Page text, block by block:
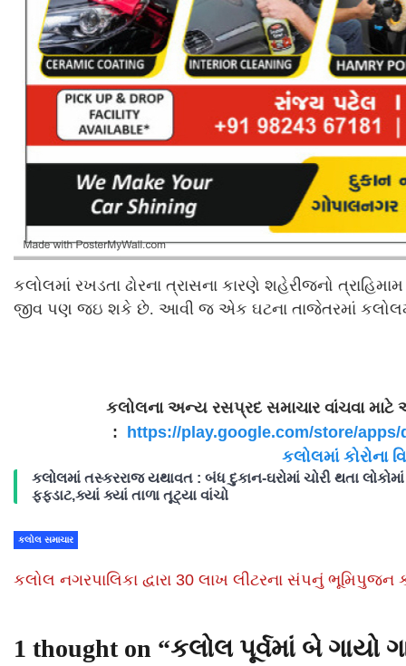
કલોલમાં રખડતા ઢોરના ત્રાસના કારણે શહેરીજનો
જીવ પણ જઇ શકે છે. આવી જ એક ઘટના તાજેતરમાં
કલોલના અન્ય રસપ્રદ સમાચાર વાંચવા માટે
: https://play.google.com/store/apps/
કલોલમાં કોરોના
કલોલમાં તસ્કરરાજ યથાવત : બંધ દુકાન-ઘરોમાં ચોરી થતા લોકોમાં
ફફડાટ,ક્યાં ક્યાં તાળા તૂટ્યા વાંચો
કલોલ સમાચાર
કલોલ નગરપાલિકા દ્વારા 30 લાખ લીટરના સંપનું ભૂમિપુજન
1 thought on “કલોલ પૂર્વમાં બે ગાયો